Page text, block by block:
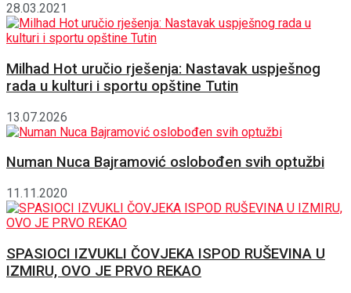
28.03.2021
Milhad Hot uručio rješenja: Nastavak uspješnog
rada u kulturi i sportu opštine Tutin
13.07.2026
Numan Nuca Bajramović oslobođen svih optužbi
11.11.2020
SPASIOCI IZVUKLI ČOVJEKA ISPOD RUŠEVINA U
IZMIRU, OVO JE PRVO REKAO